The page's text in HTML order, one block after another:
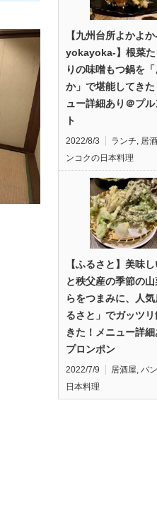
【九州台所よかよか-
yokayoka-】根菜た
りの味噌もつ鍋を「
か」で堪能してきた
ュー詳細あり＠プル
ト
2022/8/3 ランチ, 居
ンコクの日本料理
【ふるさと】美味
と秩父産の季節の
らをつまみに、人
るさと」でガッツ
きた！メニュー詳細
プロンポン
2022/7/9 居酒屋, バ
日本料理